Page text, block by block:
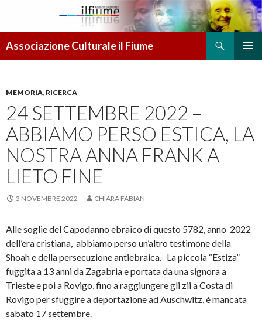
Associazione Culturale il Fiume
MEMORIA, RICERCA
24 SETTEMBRE 2022 –
ABBIAMO PERSO ESTICA, LA
NOSTRA ANNA FRANK A
LIETO FINE
3 NOVEMBRE 2022 CHIARA FABIAN
Alle soglie del Capodanno ebraico di questo 5782, anno 2022
dell’era cristiana, abbiamo perso un’altro testimone della
Shoah e della persecuzione antiebraica. La piccola “Estiza”
fuggita a 13 anni da Zagabria e portata da una signora a
Trieste e poi a Rovigo, fino a raggiungere gli zii a Costa di
Rovigo per sfuggire a deportazione ad Auschwitz, è mancata
sabato 17 settembre.